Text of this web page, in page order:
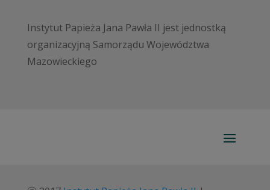
Instytut Papieża Jana Pawła II jest jednostką
organizacyjną Samorządu Województwa
Mazowieckiego